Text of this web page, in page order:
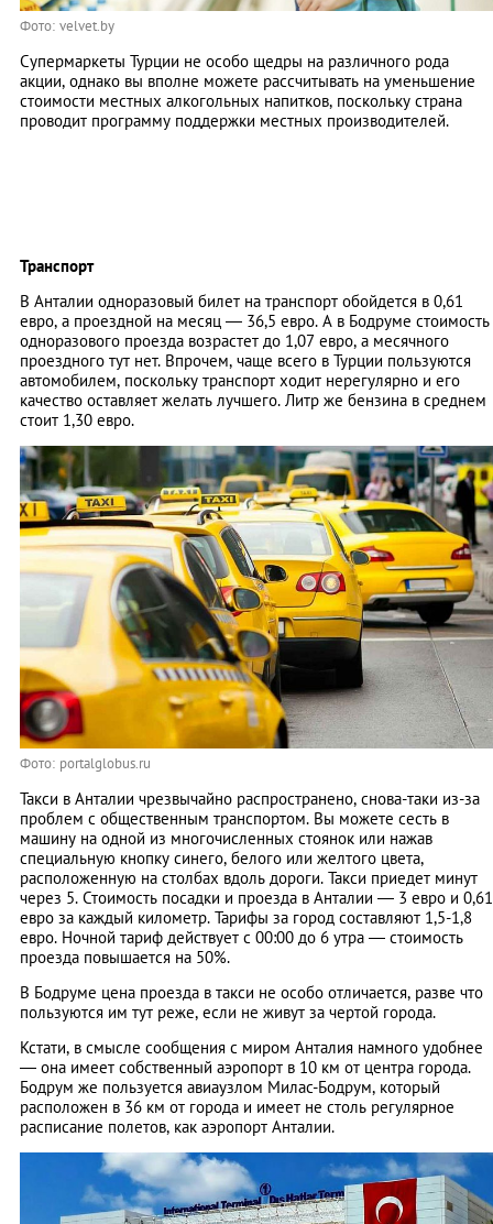
Фото: velvet.by
Супермаркеты Турции не особо щедры на различного рода
акции, однако вы вполне можете рассчитывать на уменьшение
стоимости местных алкогольных напитков, поскольку страна
проводит программу поддержки местных производителей.
Транспорт
В Анталии одноразовый билет на транспорт обойдется в 0,61
евро, а проездной на месяц — 36,5 евро. А в Бодруме стоимость
одноразового проезда возрастет до 1,07 евро, а месячного
проездного тут нет. Впрочем, чаще всего в Турции пользуются
автомобилем, поскольку транспорт ходит нерегулярно и его
качество оставляет желать лучшего. Литр же бензина в среднем
стоит 1,30 евро.
Фото: portalglobus.ru
Такси в Анталии чрезвычайно распространено, снова-таки из-за
проблем с общественным транспортом. Вы можете сесть в
машину на одной из многочисленных стоянок или нажав
специальную кнопку синего, белого или желтого цвета,
расположенную на столбах вдоль дороги. Такси приедет минут
через 5. Стоимость посадки и проезда в Анталии — 3 евро и 0,61
евро за каждый километр. Тарифы за город составляют 1,5-1,8
евро. Ночной тариф действует с 00:00 до 6 утра — стоимость
проезда повышается на 50%.
В Бодруме цена проезда в такси не особо отличается, разве что
пользуются им тут реже, если не живут за чертой города.
Кстати, в смысле сообщения с миром Анталия намного удобнее
— она имеет собственный аэропорт в 10 км от центра города.
Бодрум же пользуется авиаузлом Милас-Бодрум, который
расположен в 36 км от города и имеет не столь регулярное
расписание полетов, как аэропорт Анталии.